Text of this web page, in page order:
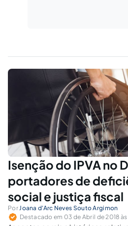
Isenção do IPVA no
portadores de
social e justiça fiscal
PorJoana d'Arc Neves Souto Argimon
Destacado em 03 de Abril de 2018 às